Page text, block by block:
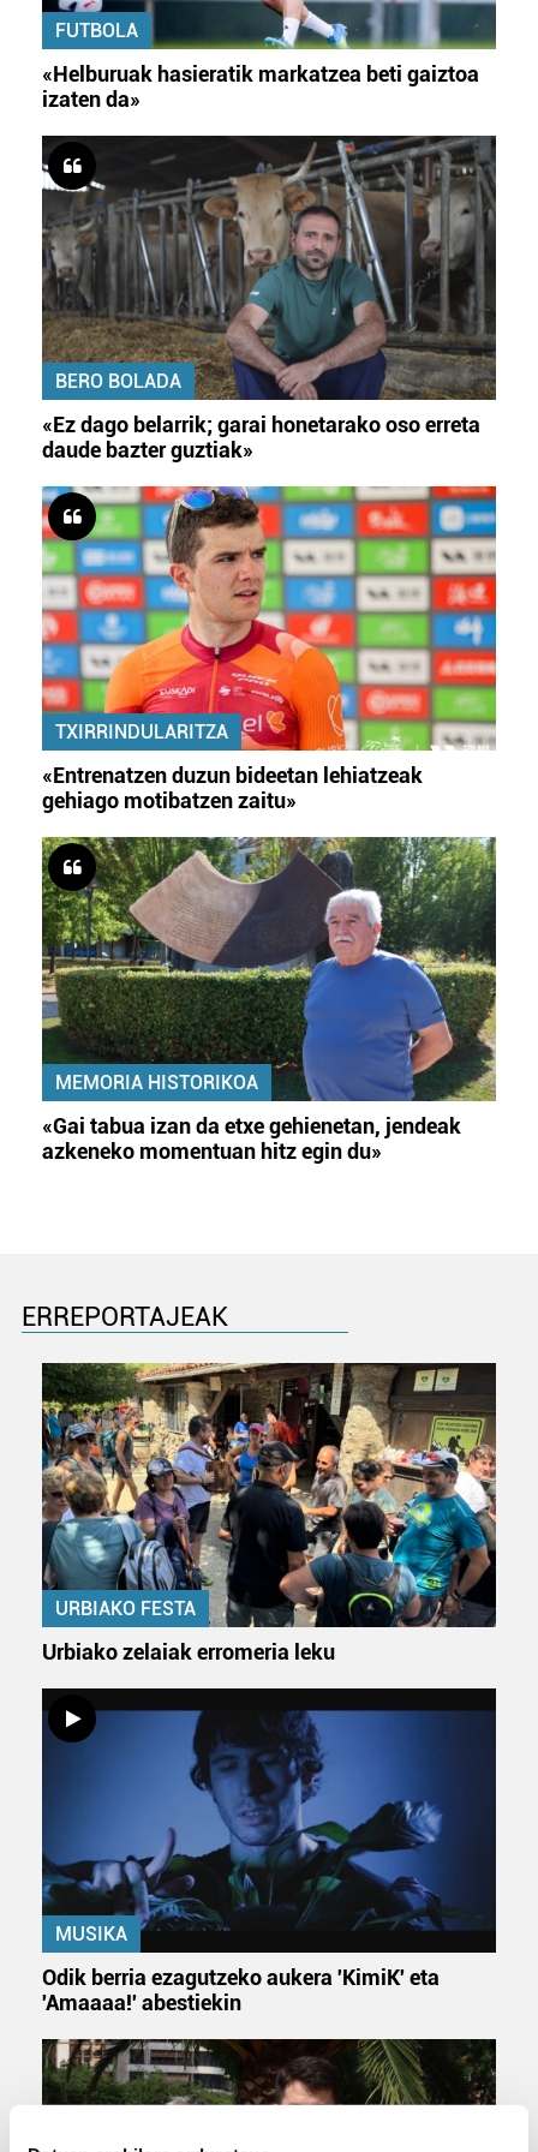
FUTBOLA
«Helburuak hasieratik markatzea beti gaiztoa
izaten da»
BERO BOLADA
«Ez dago belarrik; garai honetarako oso erreta
daude bazter guztiak»
TXIRRINDULARITZA
«Entrenatzen duzun bideetan lehiatzeak
gehiago motibatzen zaitu»
MEMORIA HISTORIKOA
«Gai tabua izan da etxe gehienetan, jendeak
azkeneko momentuan hitz egin du»
ERREPORTAJEAK
URBIAKO FESTA
Urbiako zelaiak erromeria leku
MUSIKA
Odik berria ezagutzeko aukera 'KimiK' eta
'Amaaaa!' abestiekin